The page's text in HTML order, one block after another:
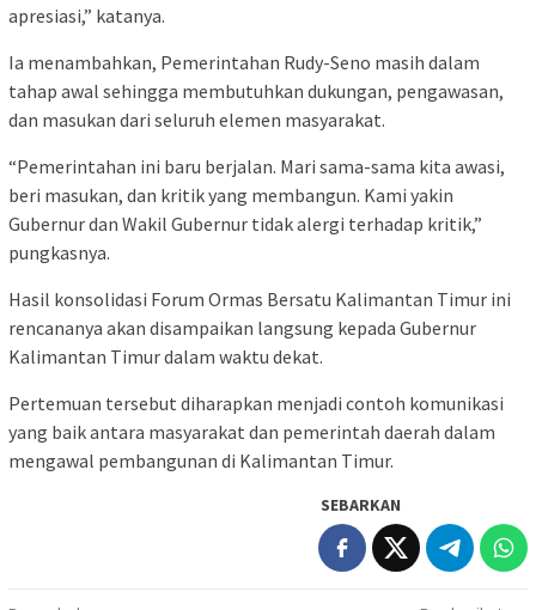
apresiasi,” katanya.
Ia menambahkan, Pemerintahan Rudy-Seno masih dalam
tahap awal sehingga membutuhkan dukungan, pengawasan,
dan masukan dari seluruh elemen masyarakat.
“Pemerintahan ini baru berjalan. Mari sama-sama kita awasi,
beri masukan, dan kritik yang membangun. Kami yakin
Gubernur dan Wakil Gubernur tidak alergi terhadap kritik,”
pungkasnya.
Hasil konsolidasi Forum Ormas Bersatu Kalimantan Timur ini
rencananya akan disampaikan langsung kepada Gubernur
Kalimantan Timur dalam waktu dekat.
Pertemuan tersebut diharapkan menjadi contoh komunikasi
yang baik antara masyarakat dan pemerintah daerah dalam
mengawal pembangunan di Kalimantan Timur.
SEBARKAN